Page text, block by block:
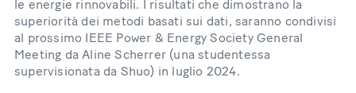
le energie rinnovabili. I risultati che dimostrano la
superiorità dei metodi basati sui dati, saranno condivisi
al prossimo IEEE Power & Energy Society General
Meeting da Aline Scherrer (una studentessa
supervisionata da Shuo) in luglio 2024.